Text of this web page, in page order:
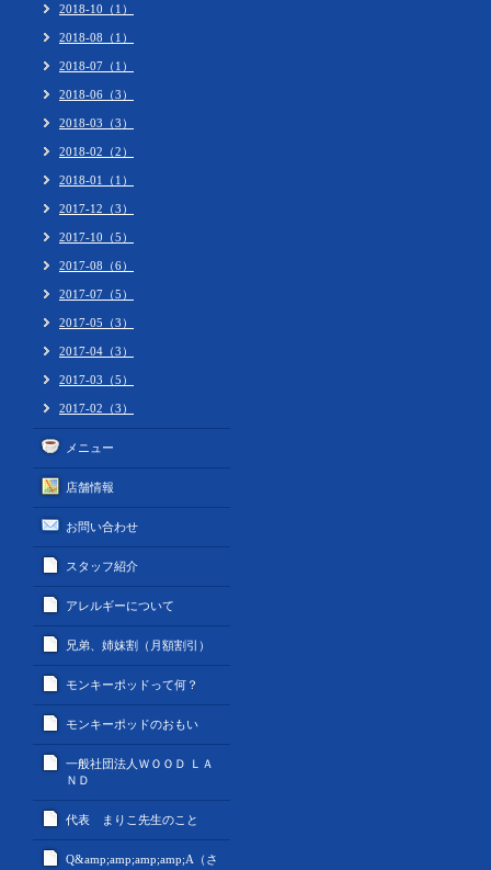
2018-10（1）
2018-08（1）
2018-07（1）
2018-06（3）
2018-03（3）
2018-02（2）
2018-01（1）
2017-12（3）
2017-10（5）
2017-08（6）
2017-07（5）
2017-05（3）
2017-04（3）
2017-03（5）
2017-02（3）
メニュー
店舗情報
お問い合わせ
スタッフ紹介
アレルギーについて
兄弟、姉妹割（月額割引）
モンキーポッドって何？
モンキーポッドのおもい
一般社団法人ＷＯＯＤ ＬＡ
ＮＤ
代表 まりこ先生のこと
Q&amp;amp;amp;amp;A（さ